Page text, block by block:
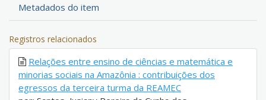
Metadados do item
Registros relacionados
Relações entre ensino de ciências e matemática e
minorias sociais na Amazônia : contribuições dos
egressos da terceira turma da REAMEC